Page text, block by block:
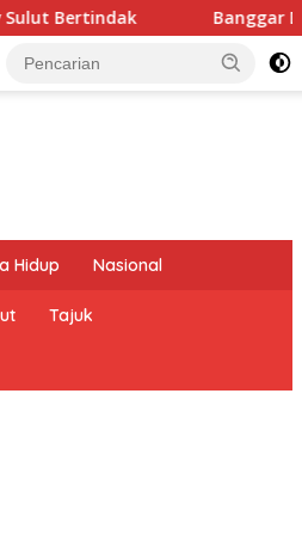
Banggar DPRD dan TAPD
Hidup Nasional
Tajuk